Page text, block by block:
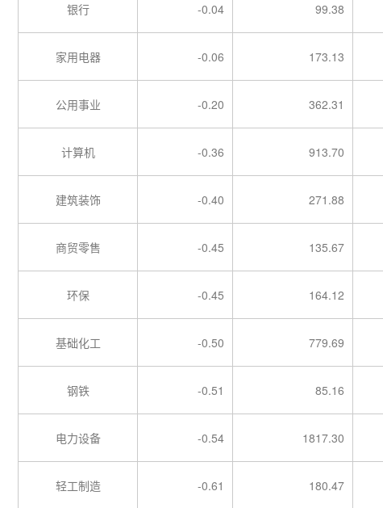
银行 -0.04 99.38
家用电器 -0.06 173.13
公用事业 -0.20 362.31
计算机 -0.36 913.70
建筑装饰 -0.40 271.88
商贸零售 -0.45 135.67
环保 -0.45 164.12
基础化工 -0.50 779.69
钢铁 -0.51 85.16
电力设备 -0.54 1817.30
轻工制造 -0.61 180.47